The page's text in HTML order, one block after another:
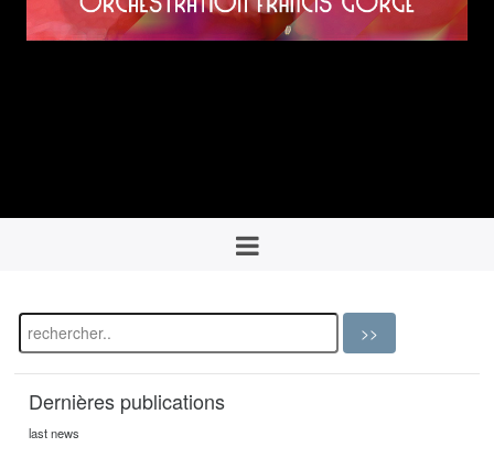
Dernières publications
last news